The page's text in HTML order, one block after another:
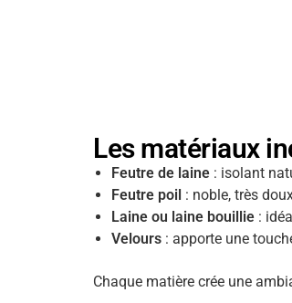
Les matériaux
Feutre de laine : isolant
Feutre poil : noble, très
Laine ou laine bouillie :
Velours : apporte une
Chaque matière crée une